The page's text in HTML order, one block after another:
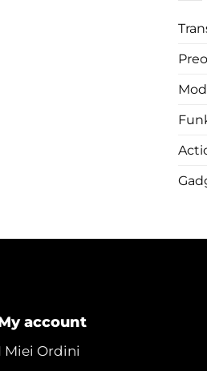
account
I Miei Ordini